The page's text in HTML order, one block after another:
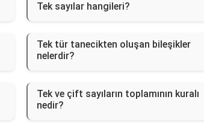
Tek sayılar hangileri?
Tek tür tanecikten oluşan bileşikler
nelerdir?
Tek ve çift sayıların toplamının kuralı
nedir?